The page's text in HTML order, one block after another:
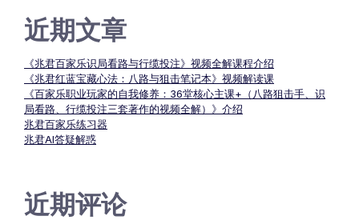
近期文章
《兆君百家乐识局看路与行缆投注》视频全解课程介绍
《兆君红蓝宝藏心法：八路与狙击笔记本》视频解读课
《百家乐职业玩家的自我修养：36堂核心主课+（八路狙击手、识
局看路、行缆投注三套著作的视频全解）》介绍
兆君百家乐练习器
兆君AI答疑解惑
近期评论